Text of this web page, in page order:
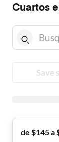
Cuartos
Save
de $145 a